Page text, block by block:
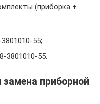
(приборка +
55;
3801010-55.
приборной